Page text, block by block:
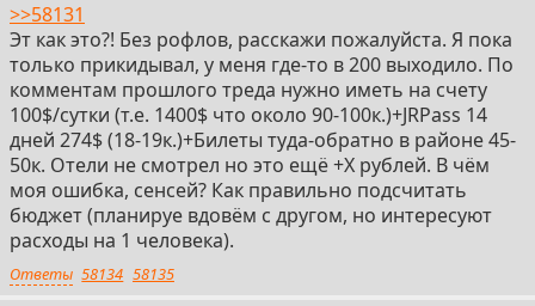
>>58131
Эт как это?! Без рофлов, расскажи пожалуйста. Я пока
только прикидывал, у меня где-то в 200 выходило. По
комментам прошлого треда нужно иметь на счету
100$/сутки (т.е. 1400$ что около 90-100к.)+JRPass 14
дней 274$ (18-19к.)+Билеты туда-обратно в районе 45-
50к. Отели не смотрел но это ещё +X рублей. В чём
моя ошибка, сенсей? Как правильно подсчитать
бюджет (планируе вдовём с другом, но интересуют
расходы на 1 человека).
Ответы 58134 58135